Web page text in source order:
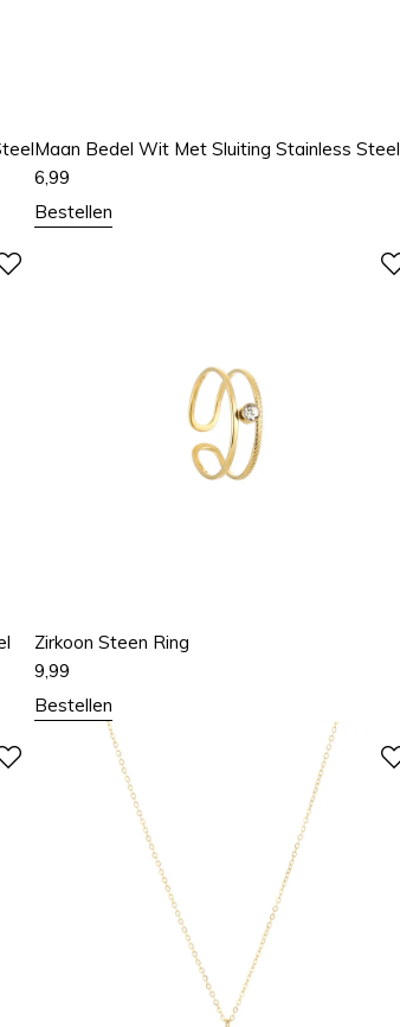
Maan Bedel Wit Met Sluiting Stainless Steel
6,99
Bestellen
Zirkoon Steen Ring
9,99
Bestellen